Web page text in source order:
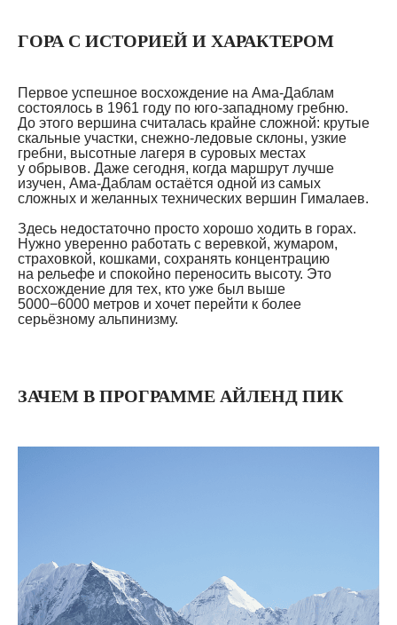
ГОРА С ИСТОРИЕЙ И ХАРАКТЕРОМ
Первое успешное восхождение на Ама-Даблам
состоялось в 1961 году по юго-западному гребню.
До этого вершина считалась крайне сложной: крутые
скальные участки, снежно-ледовые склоны, узкие
гребни, высотные лагеря в суровых местах
у обрывов. Даже сегодня, когда маршрут лучше
изучен, Ама-Даблам остаётся одной из самых
сложных и желанных технических вершин Гималаев.
Здесь недостаточно просто хорошо ходить в горах.
Нужно уверенно работать с веревкой, жумаром,
страховкой, кошками, сохранять концентрацию
на рельефе и спокойно переносить высоту. Это
восхождение для тех, кто уже был выше
5000−6000 метров и хочет перейти к более
серьёзному альпинизму.
ЗАЧЕМ В ПРОГРАММЕ АЙЛЕНД ПИК